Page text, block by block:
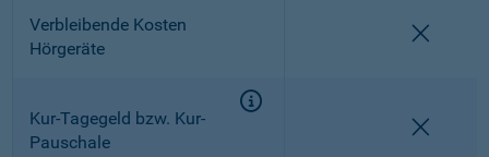
Verbleibende Kosten
Hörgeräte
Kur-Tagegeld bzw. Kur-
Pauschale